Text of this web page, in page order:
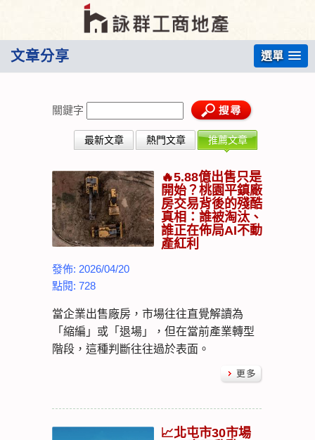
文章分享 選單
關鍵字
最新文章 熱門文章 推薦文章
🔥5.88億出售只是
開始？桃園平鎮廠
房交易背後的殘酷
真相：誰被淘汰、
誰正在佈局AI不動
產紅利
發佈: 2026/04/20
點閱: 728
當企業出售廠房，市場往往直覺解讀為
「縮編」或「退場」，但在當前產業轉型
階段，這種判斷往往過於表面。
📈北屯市30市場